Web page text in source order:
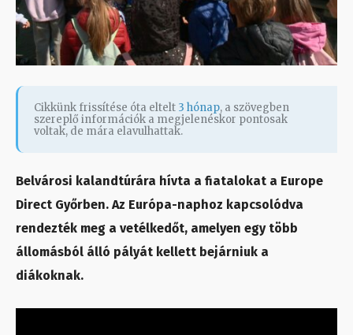
Cikkünk frissítése óta eltelt 3 hónap, a szövegben
szereplő információk a megjelenéskor pontosak
voltak, de mára elavulhattak.
Belvárosi kalandtúrára hívta a fiatalokat a Europe
Direct Győrben. Az Európa-naphoz kapcsolódva
rendezték meg a vetélkedőt, amelyen egy több
állomásból álló pályát kellett bejárniuk a
diákoknak.